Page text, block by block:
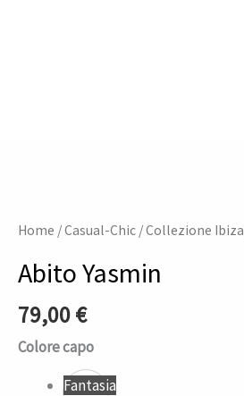
Home /Casual-Chic /Collezione Ibiza
Abito Yasmin
79,00€
Colore capo
Fantasia
quantità